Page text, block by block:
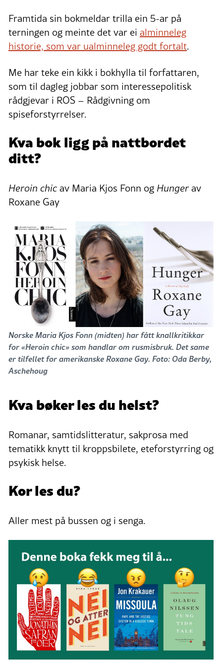
Framtida sin bokmeldar trilla ein 5-ar på
terningen og meinte det var ei alminneleg
historie, som var ualminneleg godt fortalt.
Me har teke ein kikk i bokhylla til forfattaren,
som til dagleg jobbar som interessepolitisk
rådgjevar i ROS – Rådgivning om
spiseforstyrrelser.
Kva bok ligg på nattbordet
ditt?
Heroin chicav Maria Kjos Fonn og Hungerav
Roxane Gay
Norske Maria Kjos Fonn (midten) har fått knallkritikkar
for «Heroin chic» som handlar om rusmisbruk. Det same
er tilfellet for amerikanske Roxane Gay. Foto: Oda Berby,
Aschehoug
Kva bøker les du helst?
Romanar, samtidslitteratur, sakprosa med
tematikk knytt til kroppsbilete, eteforstyrring og
psykisk helse.
Kor les du?
Aller mest på bussen og i senga.